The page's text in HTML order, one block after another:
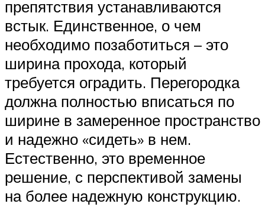
препятствия устанавливаются
встык. Единственное, о чем
необходимо позаботиться – это
ширина прохода, который
требуется оградить. Перегородка
должна полностью вписаться по
ширине в замеренное пространство
и надежно «сидеть» в нем.
Естественно, это временное
решение, с перспективой замены
на более надежную конструкцию.